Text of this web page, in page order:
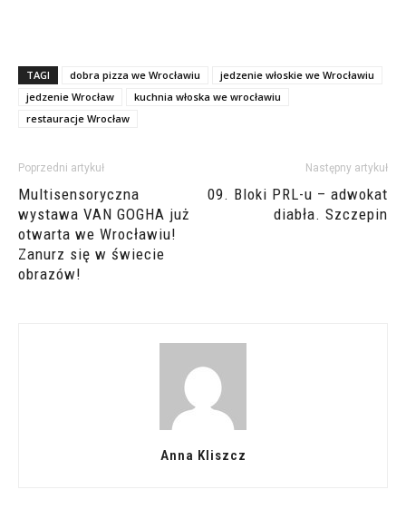
TAGI dobra pizza we Wrocławiu
jedzenie włoskie we Wrocławiu
jedzenie Wrocław
kuchnia włoska we wrocławiu
restauracje Wrocław
Poprzedni artykuł
Multisensoryczna
wystawa VAN GOGHA już
otwarta we Wrocławiu!
Zanurz się w świecie
obrazów!
Następny artykuł
09. Bloki PRL-u – adwokat
diabła. Szczepin
Anna Kliszcz